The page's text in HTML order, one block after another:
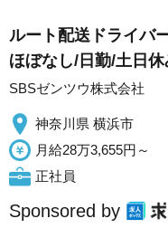
ルート配送ドライバ
ほぼなし/日勤/土日休
SBSゼンツウ株式会社
神奈川県 横浜市
月給28万3,655円～
正社員
Sponsored by